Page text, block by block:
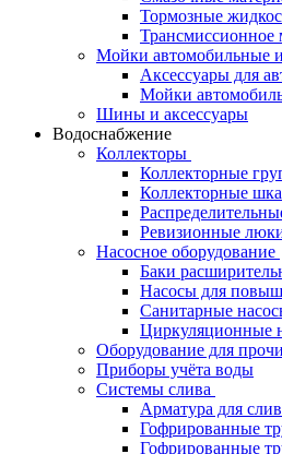
Тормозные
Трансмиссионное
Мойки автомобильные
Аксессуары для
Мойки
Шины и аксессуары
Водоснабжение
Коллекторы
Коллекторные
Коллекторные
Ревизионные
Насосное оборудование
Баки
Насосы для
Санитарные
Циркуляционные
Оборудование для
Приборы учёта воды
Системы слива
Арматура для
Гофрированные
Гофрированные